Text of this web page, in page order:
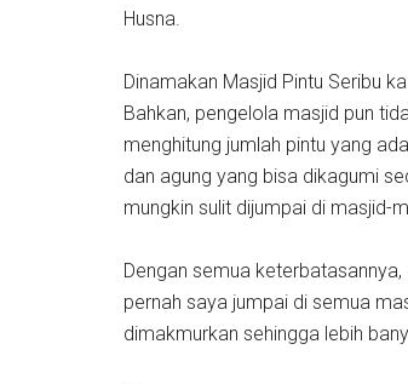
Husna.
Dinamakan Masjid Pintu Seribu
Bahkan, pengelola masjid pun
menghitung jumlah pintu yang
dan agung yang bisa dikagumi
mungkin sulit dijumpai di masjid-
Dengan semua
pernah saya jumpai di semua
dimakmurkan sehingga lebih